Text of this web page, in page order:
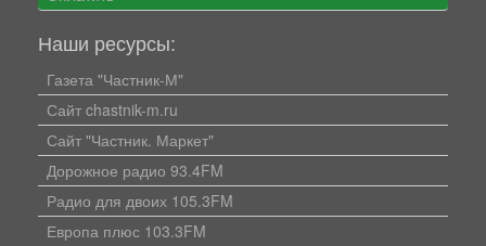
Наши ресурсы:
Газета "Частник-М"
Сайт chastnik-m.ru
Сайт "Частник. Маркет"
Дорожное радио 93.4FM
Радио для двоих 105.3FM
Европа плюс 103.3FM